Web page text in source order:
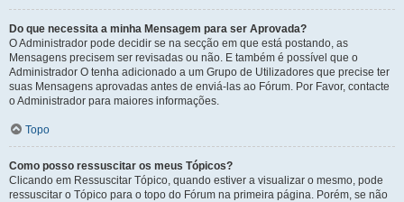
Do que necessita a minha Mensagem para ser Aprovada?
O Administrador pode decidir se na secção em que está postando, as
Mensagens precisem ser revisadas ou não. E também é possível que o
Administrador O tenha adicionado a um Grupo de Utilizadores que precise ter
suas Mensagens aprovadas antes de enviá-las ao Fórum. Por Favor, contacte
o Administrador para maiores informações.
Topo
Como posso ressuscitar os meus Tópicos?
Clicando em Ressuscitar Tópico, quando estiver a visualizar o mesmo, pode
ressuscitar o Tópico para o topo do Fórum na primeira página. Porém, se não